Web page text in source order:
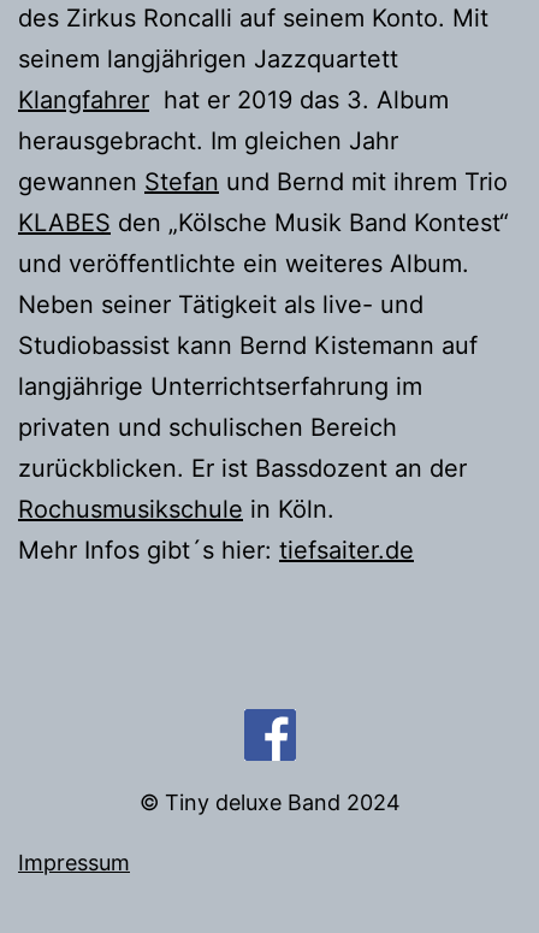
des Zirkus Roncalli auf seinem Konto. Mit
seinem langjährigen Jazzquartett
Klangfahrer hat er 2019 das 3. Album
herausgebracht. Im gleichen Jahr
gewannen Stefan und Bernd mit ihrem Trio
KLABES den „Kölsche Musik Band Kontest“
und veröffentlichte ein weiteres Album.
Neben seiner Tätigkeit als live- und
Studiobassist kann Bernd Kistemann auf
langjährige Unterrichtserfahrung im
privaten und schulischen Bereich
zurückblicken. Er ist Bassdozent an der
Rochusmusikschule in Köln.
Mehr Infos gibt´s hier: tiefsaiter.de
© Tiny deluxe Band 2024
Impressum